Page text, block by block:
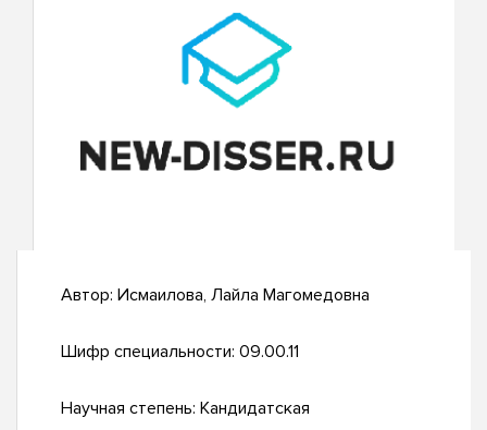
Автор: Исмаилова, Лайла Магомедовна
Шифр специальности: 09.00.11
Научная степень: Кандидатская